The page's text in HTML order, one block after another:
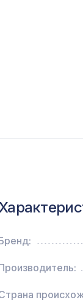
бруса
Traditional
КВАДРО